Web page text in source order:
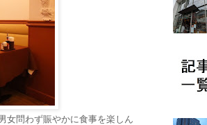
女問わず賑やかに食事を楽しん